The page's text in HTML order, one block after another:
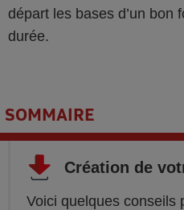
départ les bases d’un bon
durée.
SOMMAIRE
Création de
Voici quelques conseils